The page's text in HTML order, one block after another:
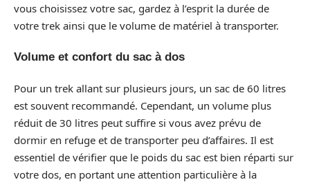
vous choisissez votre sac, gardez à l’esprit la durée de
votre trek ainsi que le volume de matériel à transporter.
Volume et confort du sac à dos
Pour un trek allant sur plusieurs jours, un sac de 60 litres
est souvent recommandé. Cependant, un volume plus
réduit de 30 litres peut suffire si vous avez prévu de
dormir en refuge et de transporter peu d’affaires. Il est
essentiel de vérifier que le poids du sac est bien réparti sur
votre dos, en portant une attention particulière à la